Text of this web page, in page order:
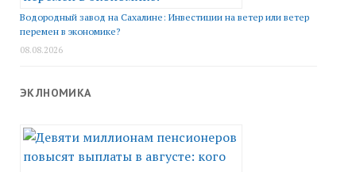
Водородный завод на Сахалине: Инвестиции на ветер или ветер
перемен в экономике?
08.08.2026
ЭКЛНОМИКА